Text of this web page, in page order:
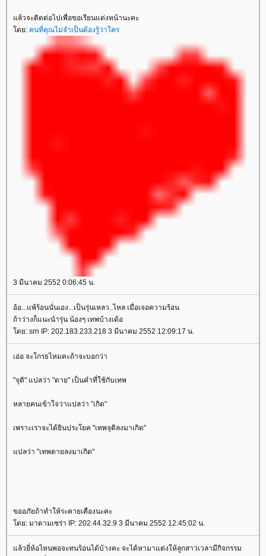
ล้วจะติดต่อไปเพื่อขอเรียนแต่งหน้านะคะ
ดย: คนที่คุณไม่จำเป็นต้องรู้ว่าใคร
3 มีนาคม 2552 0:06:45 น.
อ้อ...แพ้ร้อนนั่นเอง...เป็นรุ่นเหลว..ไหล เมื่อเจอความร้อน
ถ้าว่างก็แนะนำรุ่น น้องๆ เทพบ้างเด้อ
ดย: srn IP: 202.183.233.218 3 มีนาคม 2552 12:09:17 น.
เอ่อ จะโกรธไหมคะถ้าจะบอกว่า
"จุติ" แปลว่า "ตาย" เป็นคำที่ใช้กับเทพ
หลายคนเข้าใจว่าแปลว่า "เกิด"
เพราะเราจะได้ยินประโยค "เทพจุติลงมาเกิด"
ปลว่า "เทพตายลงมาเกิด"
ขออภัยถ้าทำให้ระคายเคืองนะคะ
ดย: มาดามเซร่า IP: 202.44.32.9 3 มีนาคม 2552 12:45:02 น.
ล้วยี่ห้อไหนพอจะทนร้อนได้บ้างคะ จะได้หามาแต่งให้ลูกสาวเวลามีกิจกรรม